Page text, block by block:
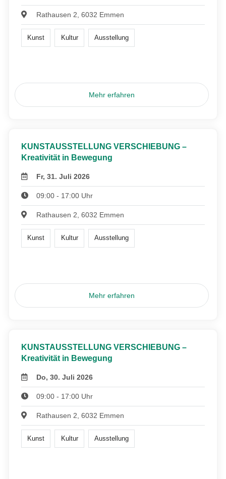
Rathausen 2, 6032 Emmen
Kunst Kultur Ausstellung
Mehr erfahren
KUNSTAUSSTELLUNG VERSCHIEBUNG –
Kreativität in Bewegung
Fr, 31. Juli 2026
09:00 - 17:00 Uhr
Rathausen 2, 6032 Emmen
Kunst Kultur Ausstellung
Mehr erfahren
KUNSTAUSSTELLUNG VERSCHIEBUNG –
Kreativität in Bewegung
Do, 30. Juli 2026
09:00 - 17:00 Uhr
Rathausen 2, 6032 Emmen
Kunst Kultur Ausstellung